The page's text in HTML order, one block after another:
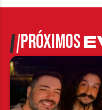
PRÓXIMOS